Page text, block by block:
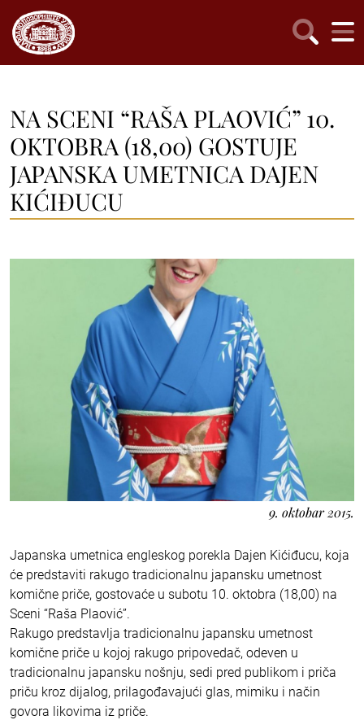
NA SCENI “RAŠA PLAOVIĆ” 10.
OKTOBRA (18,00) GOSTUJE
JAPANSKA UMETNICA DAJEN
KIĆIĐUCU
9. oktobar 2015.
Japanska umetnica engleskog porekla Dajen Kićiđucu, koja
će predstaviti rakugo tradicionalnu japansku umetnost
komične priče, gostovaće u subotu 10. oktobra (18,00) na
Sceni “Raša Plaović”.
Rakugo predstavlja tradicionalnu japansku umetnost
komične priče u kojoj rakugo pripovedač, odeven u
tradicionalnu japansku nošnju, sedi pred publikom i priča
priču kroz dijalog, prilagođavajući glas, mimiku i način
govora likovima iz priče.